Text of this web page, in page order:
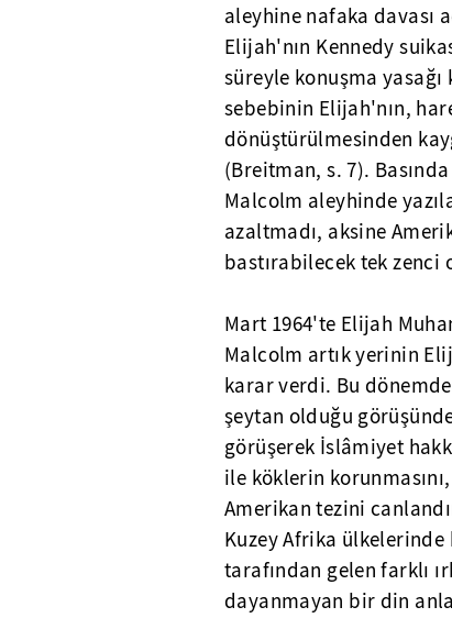
aleyhine nafaka davası
Elijah'nın Kennedy
süreyle konuşma
sebebinin Elijah'nın,
dönüştürülmesinden
(Breitman, s. 7).
Malcolm aleyhinde
azaltmadı, aksine
bastırabilecek tek zenci
Mart 1964'te Elijah
Malcolm artık yerinin
karar verdi. Bu
şeytan olduğu
görüşerek İslâmiyet
ile köklerin
Amerikan tezini
Kuzey Afrika ülkelerinde
tarafından gelen farklı
dayanmayan bir din